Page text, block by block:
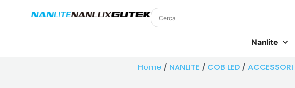
Nanlite
Home/ NANLITE / COB LED/ ACCESSORI